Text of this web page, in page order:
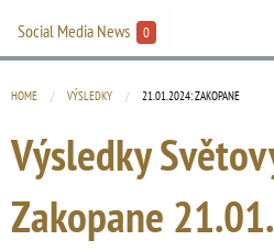
Social Media News
0
HOME VÝSLEDKY CURRENT:
21.01.2024: ZAKOPANE
Výsledky
Zakopane